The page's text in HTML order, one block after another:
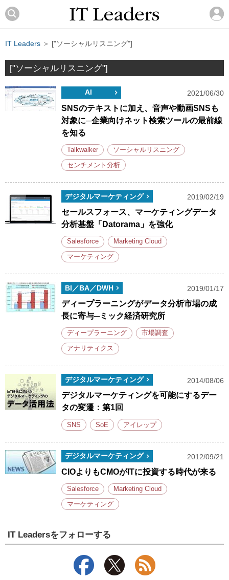
IT Leaders ＞ ["ソーシャルリスニング"]
["ソーシャルリスニング"]
AI 2021/06/30
SNSのテキストに加え、音声や動画SNSも
対象に─企業向けネット検索ツールの最前線
を知る
Talkwalker ソーシャルリスニング
センチメント分析
デジタルマーケティング 2019/02/19
セールスフォース、マーケティングデータ
分析基盤「Datorama」を強化
Salesforce Marketing Cloud
マーケティング
BI／BA／DWH 2019/01/17
ディープラーニングがデータ分析市場の成
長に寄与─ミック経済研究所
ディープラーニング 市場調査
アナリティクス
デジタルマーケティング 2014/08/06
デジタルマーケティングを可能にするデー
タの変遷：第1回
SNS SoE アイレップ
デジタルマーケティング 2012/09/21
CIOよりもCMOがITに投資する時代が来る
Salesforce Marketing Cloud
マーケティング
IT Leadersをフォローする